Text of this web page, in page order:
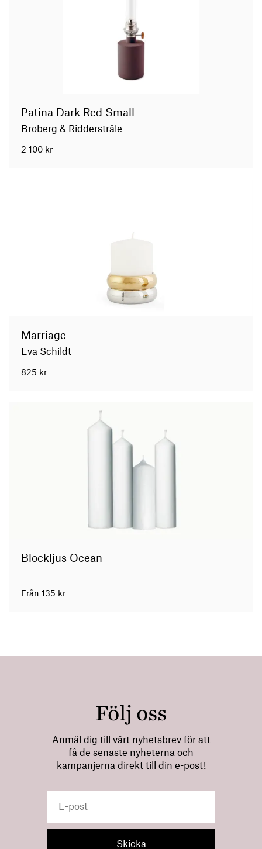
Patina Dark Red Small
Broberg & Ridderstråle
2 100 kr
Marriage
Eva Schildt
825 kr
Blockljus Ocean
Från 135 kr
Följ oss
Anmäl dig till vårt nyhetsbrev för att
få de senaste nyheterna och
kampanjerna direkt till din e-post!